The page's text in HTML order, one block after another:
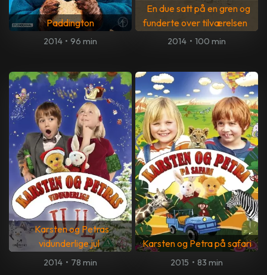
Paddington
2014 • 96 min
En due satt på en gren og
funderte over tilværelsen
2014 • 100 min
Karsten og Petras
vidunderlige jul
2014 • 78 min
Karsten og Petra på safari
2015 • 83 min